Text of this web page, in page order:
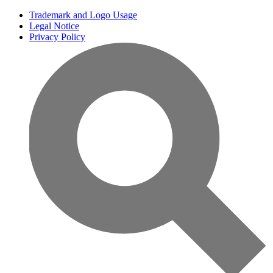
Trademark and Logo Usage
Legal Notice
Privacy Policy